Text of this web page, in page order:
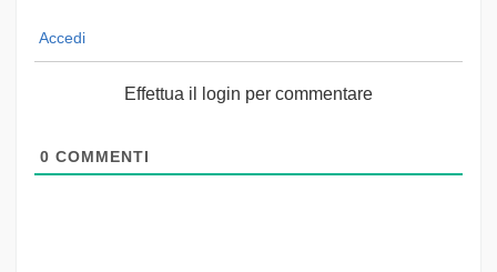
Accedi
Effettua il login per commentare
0 COMMENTI